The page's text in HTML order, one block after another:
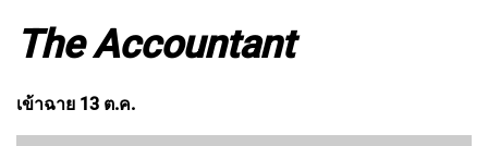
The Accountant
เข้าฉาย 13 ต.ค.